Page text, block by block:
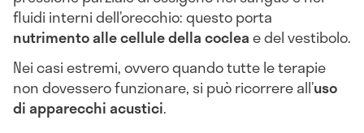
fluidi interni dell’orecchio: questo porta
nutrimento alle cellule della cocleae del vestibolo.
Nei casi estremi, ovvero quando tutte le terapie
non dovessero funzionare, si può ricorrere all’uso
di apparecchi acustici.